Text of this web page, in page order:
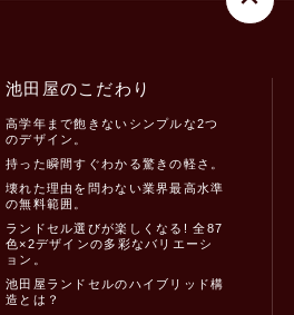
池田屋のこだわり
高学年まで飽きないシンプルな2つ
のデザイン。
持った瞬間すぐわかる驚きの軽さ。
壊れた理由を問わない業界最高水準
の無料範囲。
ランドセル選びが楽しくなる! 全87
色×2デザインの多彩なバリエーシ
ョン。
池田屋ランドセルのハイブリッド構
造とは？